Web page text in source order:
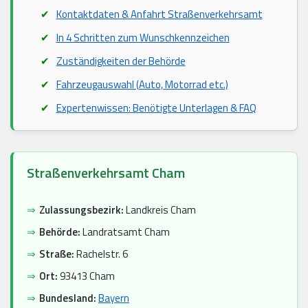
Kontaktdaten & Anfahrt Straßenverkehrsamt
In 4 Schritten zum Wunschkennzeichen
Zuständigkeiten der Behörde
Fahrzeugauswahl (Auto, Motorrad etc.)
Expertenwissen: Benötigte Unterlagen & FAQ
Straßenverkehrsamt Cham
⇒ Zulassungsbezirk:Landkreis Cham
⇒ Behörde:Landratsamt Cham
⇒ Straße:Rachelstr. 6
⇒ Ort:93413 Cham
⇒ Bundesland:Bayern